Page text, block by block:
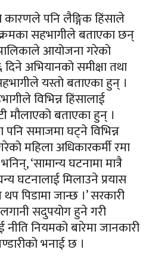
पनि लैङ्गिक हिंसाले
सहभागीले बताएका छन्
आयोजना गरेको
अभियानको समीक्षा तथा
यस्तो बताएका हुन् ।
विभिन्न हिंसालाई
मौलाएको बताएका हुन् ।
पनि समाजमा घट्ने विभिन्न
महिला अधिकारकर्मी रमा
‘सामान्य घटनामा मात्रै
घटनालाई मिलाउने प्रयास
पिडामा जान्छ ।’ सरकारी
सदुपयोग हुने गरी
नियमको बारेमा जानकारी
भनाई छ ।